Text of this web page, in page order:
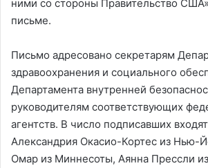
ними со стороны Правительство
письме.
Письмо адресовано секретарям
здравоохранения и социального
Департамента внутренней
руководителям соответствующих
агентств. В число подписавших
Александрия Окасио-Кортес из Нью-
Омар из Миннесоты, Аянна Прессли